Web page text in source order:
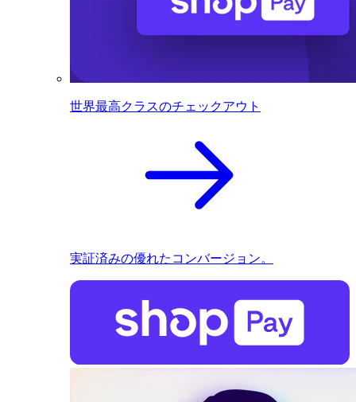
世界最高クラスのチェックアウト
実証済みの優れたコンバージョン。